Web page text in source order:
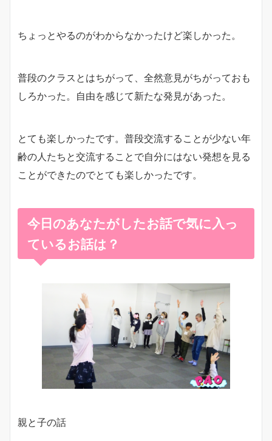
ちょっとやるのがわからなかったけど楽しかった。
普段のクラスとはちがって、全然意見がちがっておも
しろかった。自由を感じて新たな発見があった。
とても楽しかったです。普段交流することが少ない年
齢の人たちと交流することで自分にはない発想を見る
ことができたのでとても楽しかったです。
今日のあなたがしたお話で気に入っ
ているお話は？
親と子の話